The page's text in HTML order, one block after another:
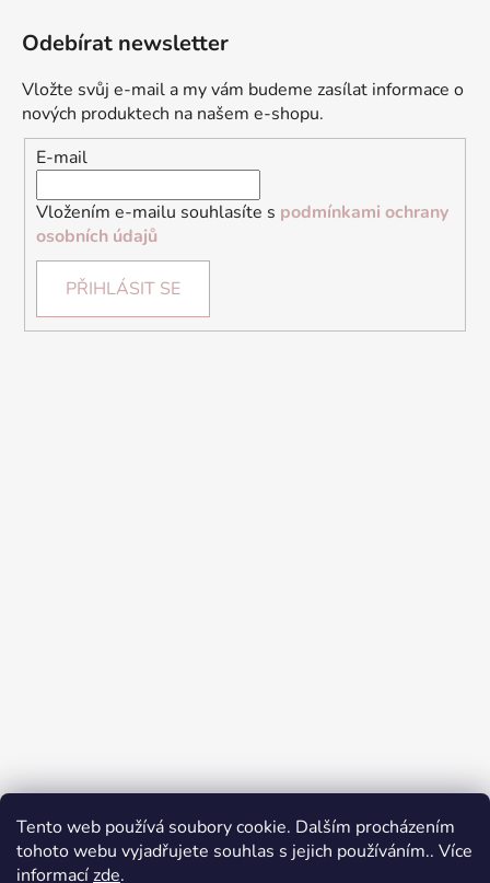
Tento web používá soubory cookie. Dalším procházením
tohoto webu vyjadřujete souhlas s jejich používáním.. Více
informacízde.
Odebírat newsletter
Vložte svůj e-mail a my vám budeme zasílat informace o
nových produktech na našem e-shopu.
E-mail
Vložením e-mailu souhlasíte s podmínkami ochrany
osobních údajů
PŘIHLÁSIT SE
Přijímáme online platby